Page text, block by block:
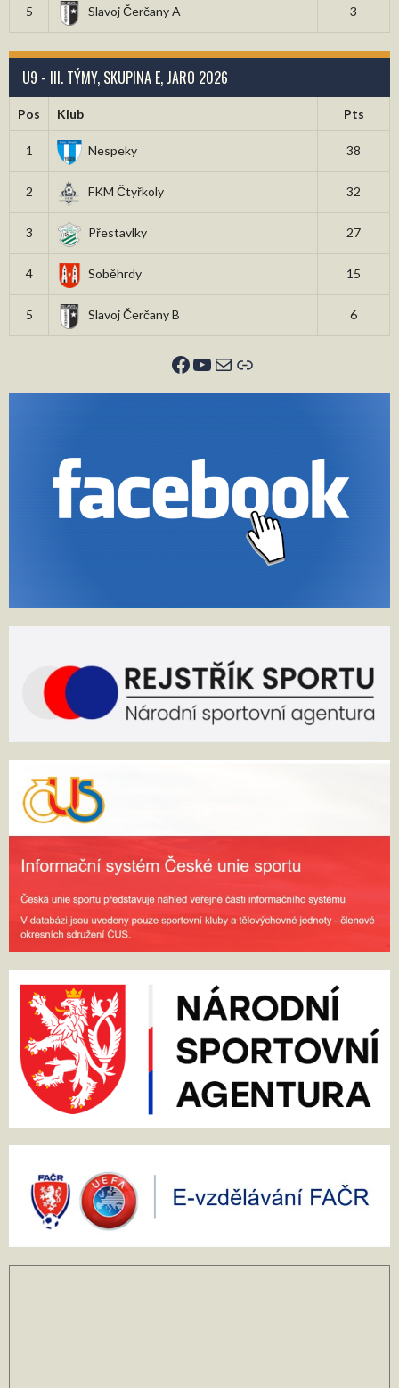
5 Slavoj Čerčany A 3
U9 - III. TÝMY, SKUPINA E, JARO 2026
Pos Klub Pts
1 Nespeky 38
2 FKM Čtyřkoly 32
3 Přestavlky 27
4 Soběhrdy 15
5 Slavoj Čerčany B 6
Facebook
YouTube
E-mailOdkaz